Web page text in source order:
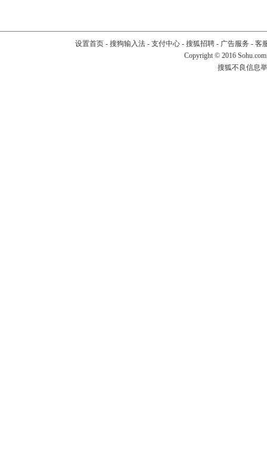
设置首页- 搜狗输入法- 支付中心- 搜狐招聘- 广告服务 - 客
Copyright © 2016
搜狐不良信息